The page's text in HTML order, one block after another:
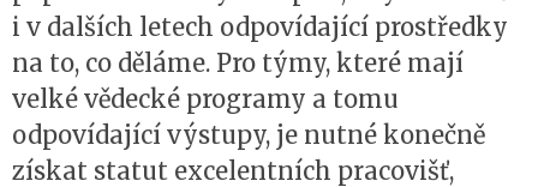
i v dalších letech odpovídající prostředky
na to, co děláme. Pro týmy, které mají
velké vědecké programy a tomu
odpovídající výstupy, je nutné konečně
získat statut excelentních pracovišť,